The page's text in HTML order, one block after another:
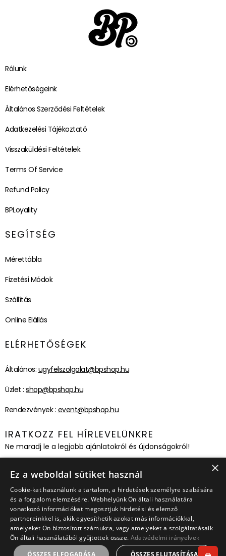
Rólunk
Elérhetőségeink
Általános Szerződési Feltételek
Adatkezelési Tájékoztató
Visszaküldési Feltételek
Terms Of Service
Refund Policy
BPLoyality
SEGÍTSÉG
Mérettábla
Fizetési Módok
Szállítás
Online Elállás
ELÉRHETŐSÉGEK
Általános: ugyfelszolgalat@bpshop.hu
Üzlet : shop@bpshop.hu
Rendezvények : event@bpshop.hu
IRATKOZZ FEL HÍRLEVELÜNKRE
Ne maradj le a legjobb ajánlatokról és újdonságokról!
Feliratkozom! ×
Ez a weboldal sütiket használ
Cookie-kat használunk a tartalom, a hirdetések személyre szabására
és a forgalom elemzésére. Webhelyünk Ön általi használatára
vonatkozó információkat megosztjuk hirdetési és elemző
partnereinkkel is, akik egyesíthetik azokat más információkkal,
amelyeket Ön biztosított számukra, vagy amelyeket a szolgáltatásaik
Ön általi használatából gyűjtöttek össze. Adatvédelmi irányelvek
ÖSSZES ELFOGADÁSA
ÖSSZES ELUTASÍTÁSA